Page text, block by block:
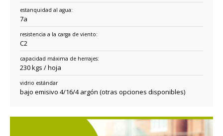
estanquidad al agua:
7a
resistencia a la carga de viento:
C2
capacidad máxima de herrajes:
230 kgs / hoja
vidrio estándar
bajo emisivo 4/16/4 argón (otras opciones disponibles)